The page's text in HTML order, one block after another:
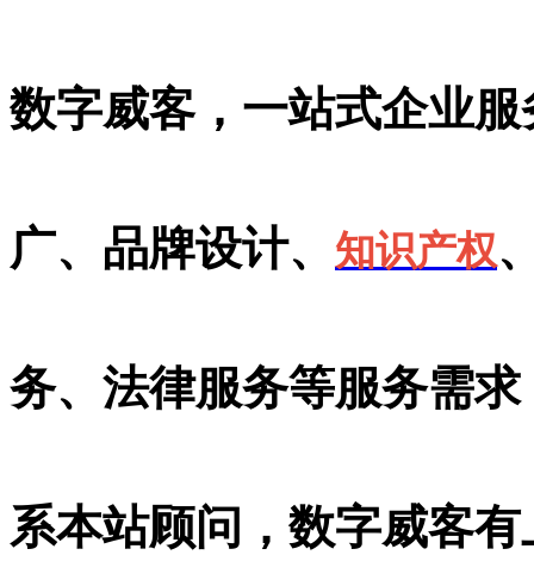
数字威客，一站式企业
广、品牌设计、 知识产权
务、法律服务等服务需
系本站顾问，数字威客